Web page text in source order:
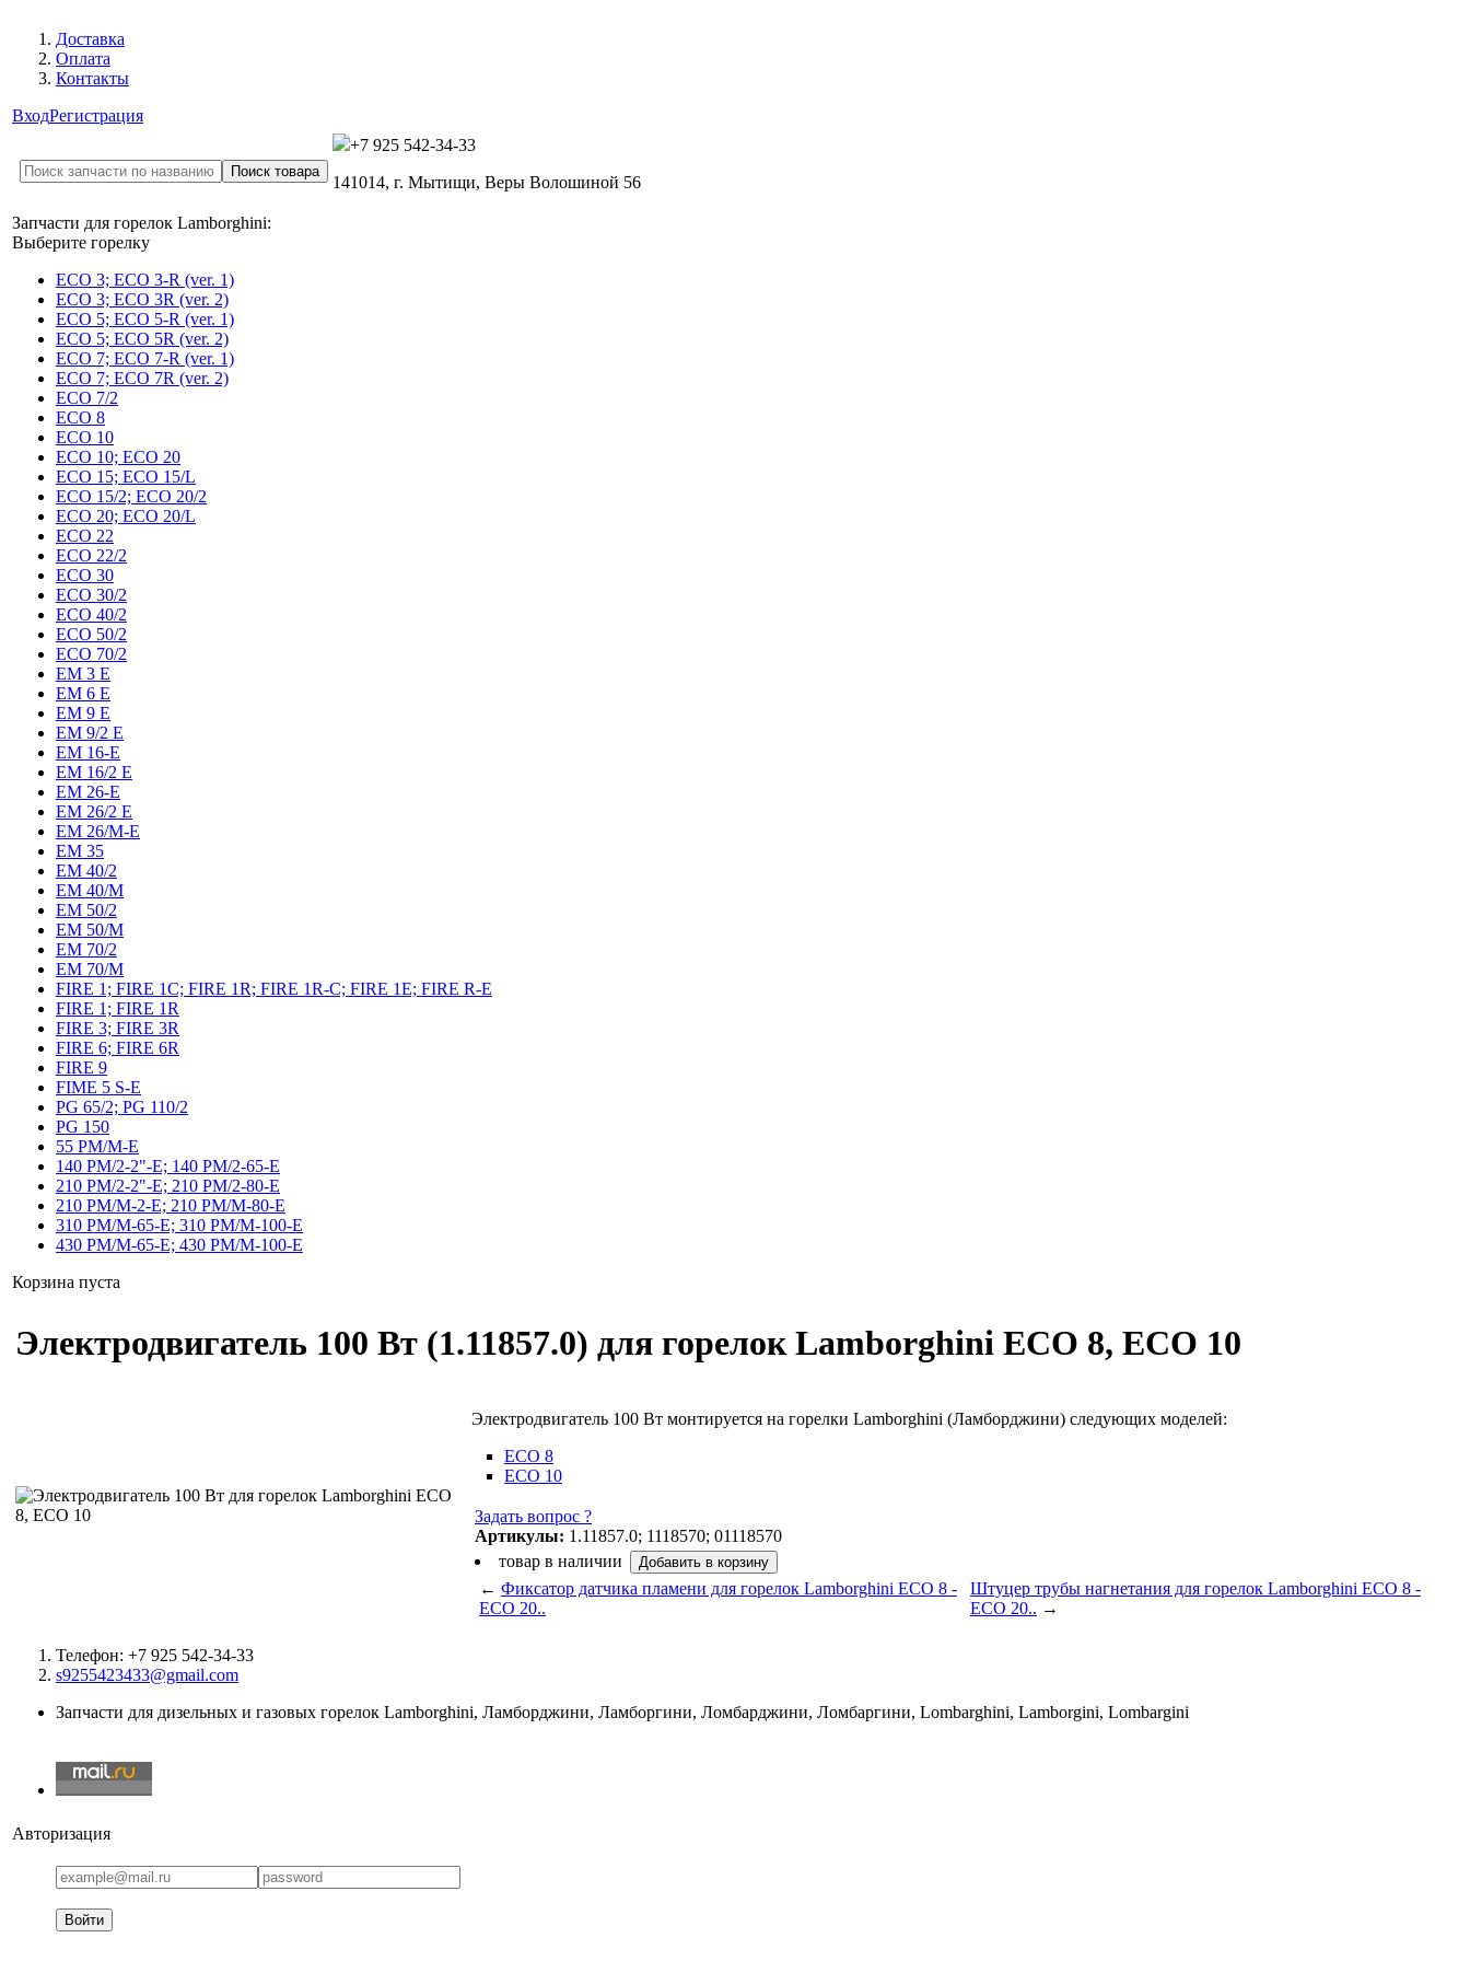
Доставка
Оплата
Контакты
ВходРегистрация
+7 925 542-34-33
141014, г. Мытищи, Веры Волошиной 56
Запчасти для горелок Lamborghini:
Выберите горелку
ECO 3; ECO 3-R (ver. 1)
ECO 3; ECO 3R (ver. 2)
ECO 5; ECO 5-R (ver. 1)
ECO 5; ECO 5R (ver. 2)
ECO 7; ECO 7-R (ver. 1)
ECO 7; ECO 7R (ver. 2)
ECO 7/2
ECO 8
ECO 10
ECO 10; ECO 20
ECO 15; ECO 15/L
ECO 15/2; ECO 20/2
ECO 20; ECO 20/L
ECO 22
ECO 22/2
ECO 30
ECO 30/2
ECO 40/2
ECO 50/2
ECO 70/2
EM 3 E
EM 6 E
EM 9 E
EM 9/2 E
EM 16-E
EM 16/2 E
EM 26-E
EM 26/2 E
EM 26/M-E
EM 35
EM 40/2
EM 40/M
EM 50/2
EM 50/M
EM 70/2
EM 70/M
FIRE 1; FIRE 1C; FIRE 1R; FIRE 1R-C; FIRE 1E; FIRE R-E
FIRE 1; FIRE 1R
FIRE 3; FIRE 3R
FIRE 6; FIRE 6R
FIRE 9
FIME 5 S-E
PG 65/2; PG 110/2
PG 150
55 PM/M-E
140 PM/2-2"-E; 140 PM/2-65-E
210 PM/2-2"-E; 210 PM/2-80-E
210 PM/M-2-E; 210 PM/M-80-E
310 PM/M-65-E; 310 PM/M-100-E
430 PM/M-65-E; 430 PM/M-100-E
Корзина пуста
Электродвигатель 100 Вт (1.11857.0) для горелок Lamborghini ECO 8, ECO 10
Электродвигатель 100 Вт монтируется на горелки Lamborghini (Ламборджини) следующих моделей:
ECO 8
ECO 10
Задать вопрос ?
Артикулы: 1.11857.0; 1118570; 01118570
товар в наличии
← Фиксатор датчика пламени для горелок Lamborghini ECO 8 -
ECO 20..
Штуцер трубы нагнетания для горелок Lamborghini ECO 8 -
ECO 20.. →
Телефон: +7 925 542-34-33
s9255423433@gmail.com
Запчасти для дизельных и газовых горелок Lamborghini, Ламборджини, Ламборгини, Ломбарджини, Ломбаргини, Lombarghini, Lamborgini, Lombargini
Авторизация